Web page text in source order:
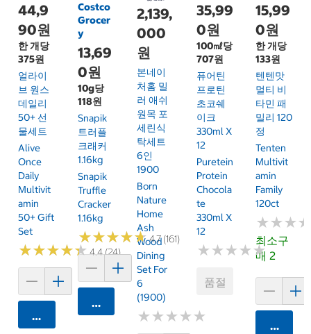
44,9
90원
한 개당
375원
얼라이
브 원스
데일리
50+ 선
물세트
Alive
Once
Daily
Multivit
Amin
50+ Gift
Set
★★★★★
★★★★★4.4 (24)
카트에 담기
Costco
Grocer
y
13,69
0원
10g당
118원
Snapik
트러플
크래커
1.16kg
Snapik
Truffle
Cracker
1.16kg
★★★★★
★★★★★4.7 (161)
카트에 담기
2,139,
000
원
본네이
처홈 밀
러 애쉬
원목 포
세린식
탁세트
6인
1900
Born
Nature
Home
Ash
Wood
Dining
Set For
6
(1900)
★★★★★
★★★★★
35,99
0원
100㎖당
707원
퓨어틴
프로틴
초코쉐
이크
330ml X
12
Puretein
Protein
Chocola
Te
330ml X
12
★★★★★
★★★★★
품절
15,99
0원
한 개당
133원
텐텐맛
멀티 비
타민 패
밀리 120
정
Tenten
Multivit
Amin
Family
120ct
★★★
★★★
최소구
매 2
카트에